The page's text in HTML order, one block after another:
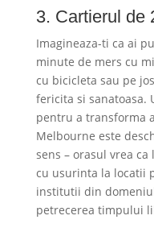
3. Cartierul de
Imagineaza-ti ca ai
minute de mers cu
cu bicicleta sau pe
fericita si sanatoasa.
pentru a transforma
Melbourne este
sens – orasul vrea
cu usurinta la locatii
institutii din
petrecerea timpului